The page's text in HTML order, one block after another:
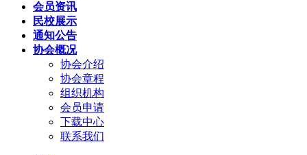
会员资讯
民校展示
通知公告
协会概况
协会介绍
协会章程
组织机构
会员申请
下载中心
联系我们